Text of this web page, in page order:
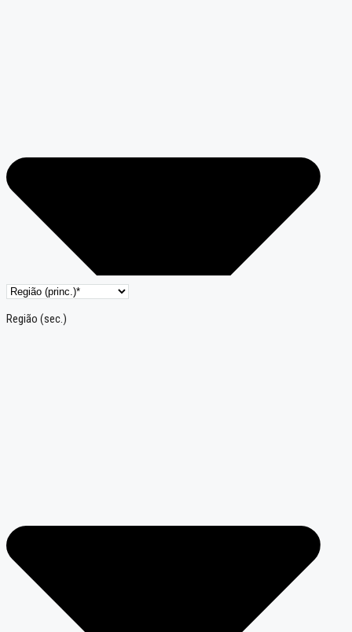
Região (sec.)